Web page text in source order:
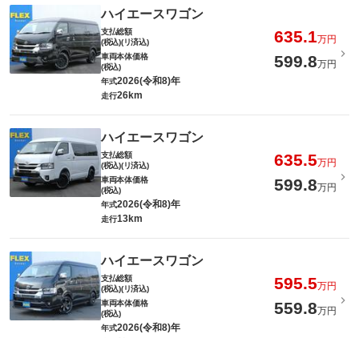
ハイエースワゴン
支払総額
(税込)(リ済込)
635.1万円
車両本体価格
(税込)
599.8万円
年式2026(令和8)年
走行26km
ハイエースワゴン
支払総額
(税込)(リ済込)
635.5万円
車両本体価格
(税込)
599.8万円
年式2026(令和8)年
走行13km
ハイエースワゴン
支払総額
(税込)(リ済込)
595.5万円
車両本体価格
(税込)
559.8万円
年式2026(令和8)年